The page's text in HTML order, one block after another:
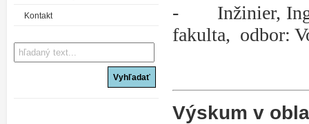
Kontakt
- Inžinier, Ing.
fakulta, odbor:
Výskum v